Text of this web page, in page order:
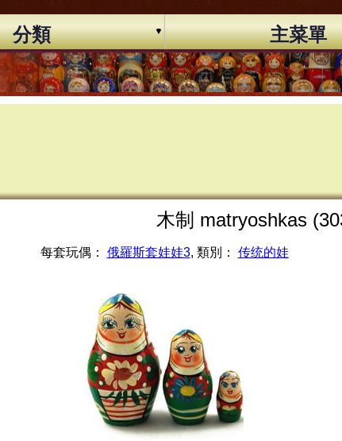
分類 主菜單
木制 matryoshkas
每套玩偶： 俄羅斯套娃娃3, 類別： 传统的娃